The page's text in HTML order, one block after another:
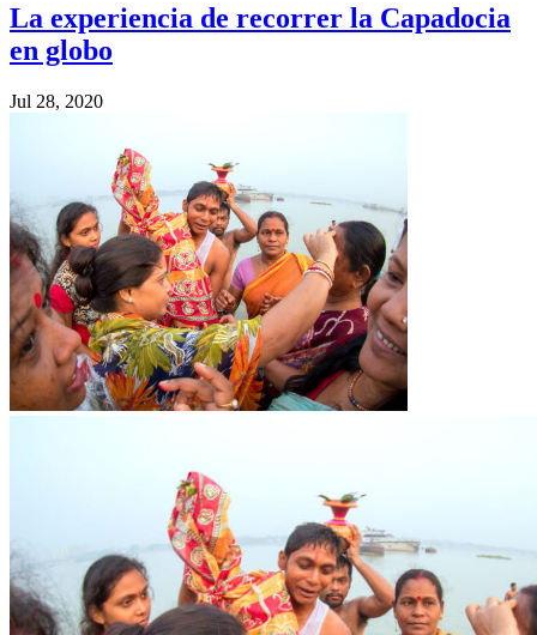
La experiencia de recorrer la Capadocia
en globo
Jul 28, 2020